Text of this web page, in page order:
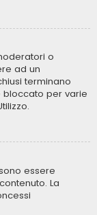
o
ad un
terminano
bloccato per varie
essere
La